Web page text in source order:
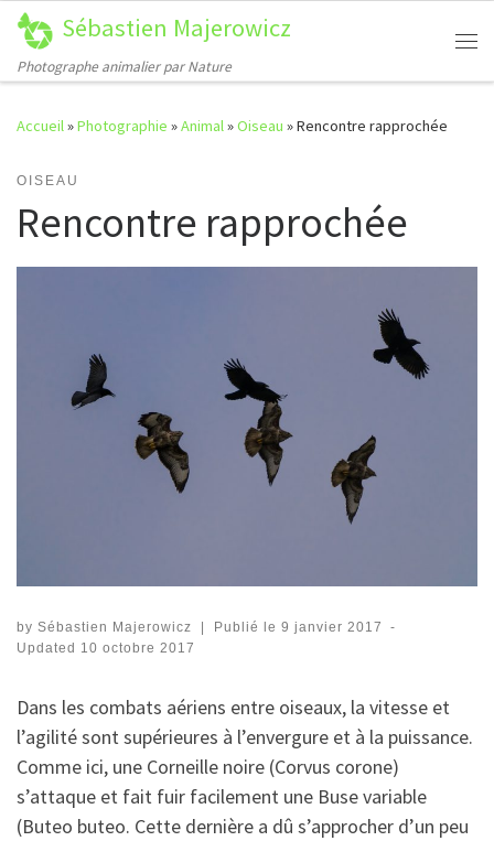
Passer au contenu
Sébastien Majerowicz
Photographe animalier par Nature
Accueil»Photographie »Animal»Oiseau »Rencontre rapprochée
OISEAU
Rencontre rapprochée
by Sébastien Majerowicz Publié le 9 janvier 2017
-
Updated 10 octobre 2017
Dans les combats aériens entre oiseaux, la vitesse et
l’agilité sont supérieures à l’envergure et à la puissance.
Comme ici, une Corneille noire (Corvus corone)
s’attaque et fait fuir facilement une Buse variable
(Buteo buteo. Cette dernière a dû s’approcher d’un peu